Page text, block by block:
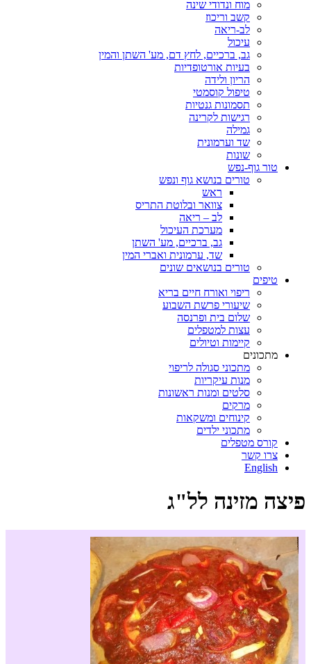
מוח ונדודי שינה
קשב וריכוז
לב-ריאה
עיכול
גב, ברכיים, לחץ דם, מע' השתן והמין
בעיות אורטופדיות
הריון ולידה
טיפול קוסמטי
תסמונות גנטיות
רגישות לקרינה
גמילה
שד וערמונית
שונות
טור גוף-נפש
טורים בנושא גוף ונפש
ראש
צוואר ובלוטת התריס
לב – ריאה
מערכת העיכול
גב, ברכיים, מע' השתן
שד, ערמונית ואברי המין
טורים בנושאים שונים
טיפים
ריפוי ואורח חיים בריא
שיעורי פרשת השבוע
שלום בית ופרנסה
עצות למטפלים
קיימות וטיולים
מתכונים
מתכוני סגולה לריפוי
מנות עיקריות
סלטים ומנות ראשונות
מרקים
קינוחים ומשקאות
מתכוני ילדים
קורס מטפלים
צרו קשר
English
פיצה מזינה לל"ג